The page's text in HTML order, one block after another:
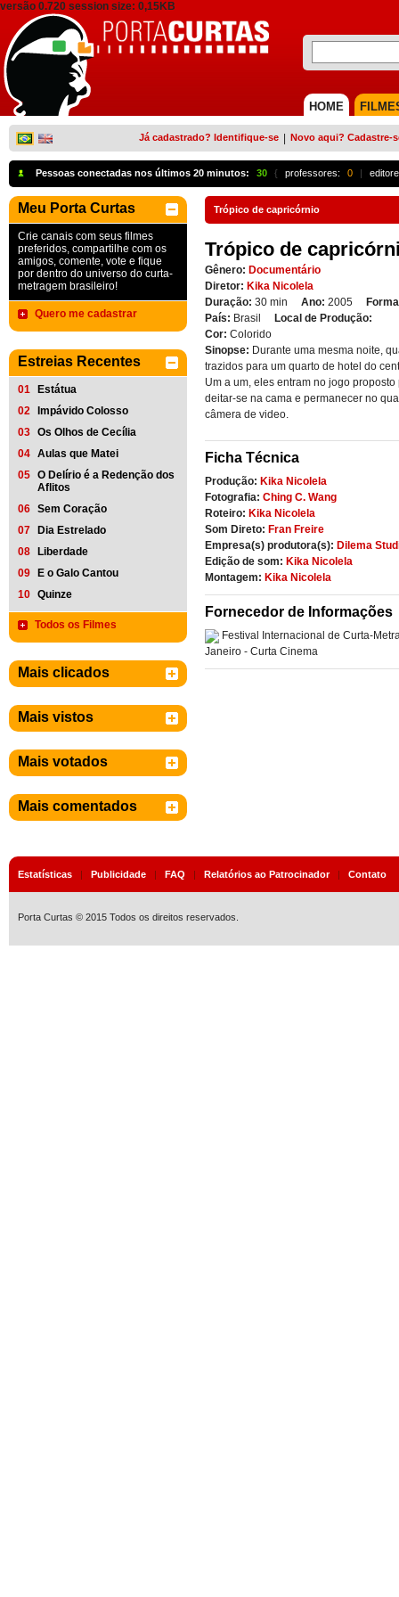
versão 0.720 session size: 0,15KB
HOME
Já cadastrado? Identifique-se Novo aqui? Cadastre-
Pessoas conectadas nos últimos 20 minutos: 30 { professores: 0 |
Meu Porta Curtas
Crie canais com seus filmes
preferidos, compartilhe com os
amigos, comente, vote e fique
por dentro do universo do curta-
metragem brasileiro!
Quero me cadastrar
Estreias Recentes
01
Estátua
02
Impávido Colosso
03 Os Olhos de Cecília
04 Aulas que Matei
05 O Delírio é a Redenção dos
Aflitos
06 Sem Coração
07
Dia Estrelado
08
Liberdade
09
E o Galo Cantou
10 Quinze
Todos os Filmes
Mais clicados
Mais vistos
Mais votados
Mais comentados
Trópico de capricórnio
Trópico de
Gênero: Documentário
Diretor: Kika Nicolela
Duração: 30 min Ano: 2005
País: Brasil
Local de Produção:
Cor: Colorido
Sinopse: Durante uma mesma noite,
trazidos para um quarto de hotel do
Um a um, eles entram no jogo
deitar-se na cama e permanecer no
câmera de video.
Ficha Técnica
Produção: Kika Nicolela
Fotografia: Ching C. Wang
Roteiro: Kika Nicolela
Som Direto: Fran Freire
Empresa(s) produtora(s): Dilema
Edição de som: Kika Nicolela
Montagem: Kika Nicolela
Fornecedor de Informações
Festival Internacional de Curta-
Janeiro - Curta Cinema
Estatísticas | Publicidade | FAQ | Relatórios ao Patrocinador| Contato
Porta Curtas © 2015 Todos os direitos reservados.